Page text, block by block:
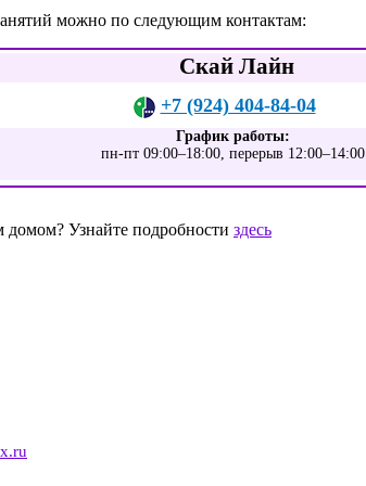
можно по следующим контактам:
Скай Лайн
+7 (924) 404-84-04
График работы:
пн-пт 09:00–18:00, перерыв 12:00–14:00
домом? Узнайте подробности здесь